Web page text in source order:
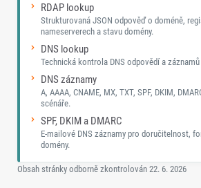
RDAP lookup
Strukturovaná JSON odpověď o doméně,
nameserverech a stavu domény.
DNS lookup
Technická kontrola DNS odpovědí a záznamů
DNS záznamy
A, AAAA, CNAME, MX, TXT, SPF, DKIM,
scénáře.
SPF, DKIM a DMARC
E-mailové DNS záznamy pro doručitelnost,
domény.
Obsah stránky odborně zkontrolován 22. 6. 2026